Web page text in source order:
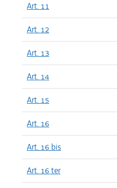
Art. 11
Art. 12
Art. 13
Art. 14
Art. 15
Art. 16
Art. 16 bis
Art. 16 ter